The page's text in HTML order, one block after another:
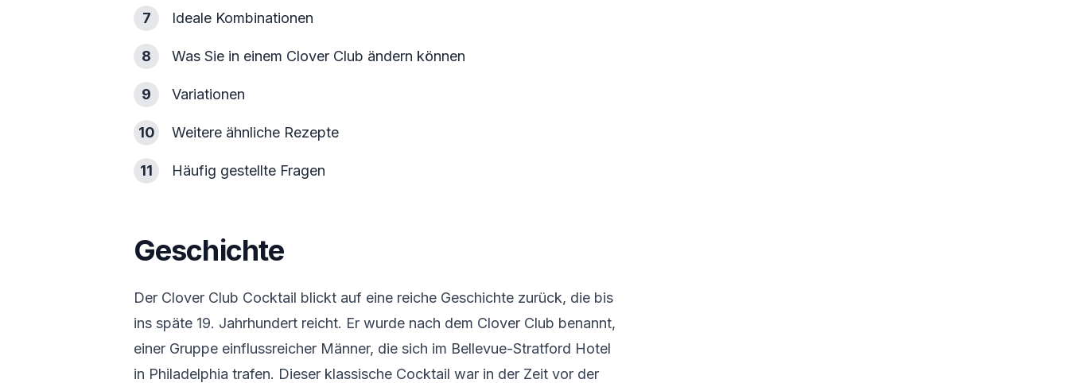
7 Ideale Kombinationen
8 Was Sie in einem Clover Club ändern können
9 Variationen
10 Weitere ähnliche Rezepte
11 Häufig gestellte Fragen
Geschichte
Der Clover Club Cocktail blickt auf eine reiche Geschichte zurück, die bis
ins späte 19. Jahrhundert reicht. Er wurde nach dem Clover Club benannt,
einer Gruppe einflussreicher Männer, die sich im Bellevue-Stratford Hotel
in Philadelphia trafen. Dieser klassische Cocktail war in der Zeit vor der